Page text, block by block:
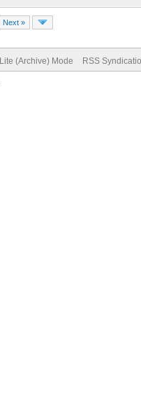
Next »
Lite (Archive) Mode RSS